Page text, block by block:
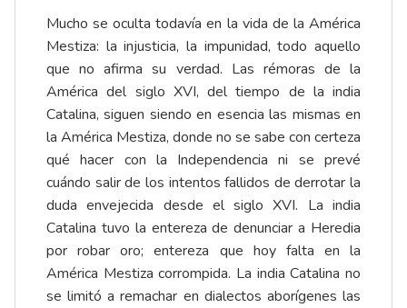
Mucho se oculta todavía en la vida de la América
Mestiza: la injusticia, la impunidad, todo aquello
que no afirma su verdad. Las rémoras de la
América del siglo XVI, del tiempo de la india
Catalina, siguen siendo en esencia las mismas en
la América Mestiza, donde no se sabe con certeza
qué hacer con la Independencia ni se prevé
cuándo salir de los intentos fallidos de derrotar la
duda envejecida desde el siglo XVI. La india
Catalina tuvo la entereza de denunciar a Heredia
por robar oro; entereza que hoy falta en la
América Mestiza corrompida. La india Catalina no
se limitó a remachar en dialectos aborígenes las